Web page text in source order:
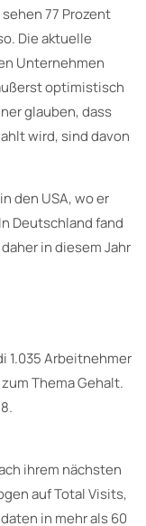
77 Prozent
Die aktuelle
Unternehmen
optimistisch
glauben, dass
wird, sind davon
den USA, wo er
Deutschland fand
in diesem Jahr
1.035 Arbeitnehmer
Thema Gehalt.
ihrem nächsten
auf Total Visits,
in mehr als 60